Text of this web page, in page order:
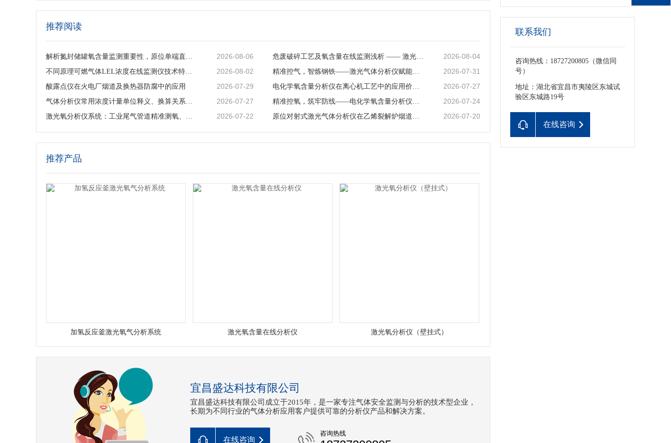
推荐阅读
解析氮封储罐氧含量监测重要性，原位单端直插激光气体分析仪的落地应用与工艺价值 2026-08-06 危废破碎工艺及氧含量在线监测浅析 —— 激光气体分析仪在工艺安全中的应用 2026-08-04
不同原理可燃气体LEL浓度在线监测仪技术特点及工业选型指南 2026-08-02 精准控气，智炼钢铁——激光气体分析仪赋能钢铁冶炼高效低碳生产 2026-07-31
酸露点仪在火电厂烟道及换热器防腐中的应用 2026-07-29 电化学氧含量分析仪在离心机工艺中的应用价值与产品解析 2026-07-27
气体分析仪常用浓度计量单位释义、换算关系及适用场景说明 2026-07-27 精准控氧，筑牢防线——电化学氧含量分析仪在反应釜工艺中的深度应用 2026-07-24
激光氧分析仪系统：工业尾气管道精准测氧、筑牢工艺安全防线 2026-07-22 原位对射式激光气体分析仪在乙烯裂解炉烟道CO检测中的应用 2026-07-20
推荐产品
加氢反应釜激光氧气分析系统 激光氧含量在线分析仪 激光氧分析仪（壁挂式）
宜昌盛达科技有限公司
宜昌盛达科技有限公司成立于2015年，是一家专注气体安全监测与分析的技术型企业，
长期为不同行业的气体分析应用客户提供可靠的分析仪产品和解决方案。
在线咨询
咨询热线
联系我们
咨询热线：18727200805（微信同
号）
地址：湖北省宜昌市夷陵区东城试
验区东城路19号
在线咨询